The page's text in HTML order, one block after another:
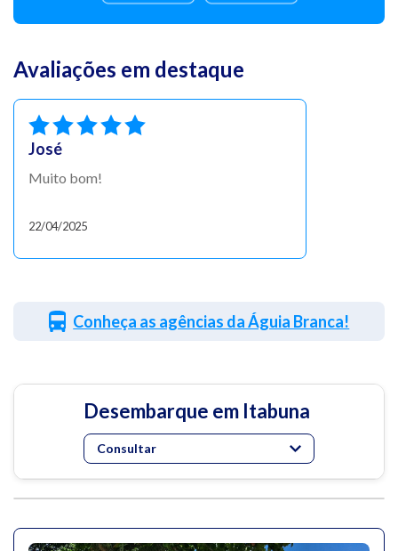
Avaliações em destaque
José
Muito bom!
22/04/2025
Conheça as agências da Águia Branca!
Desembarque em Itabuna
Consultar